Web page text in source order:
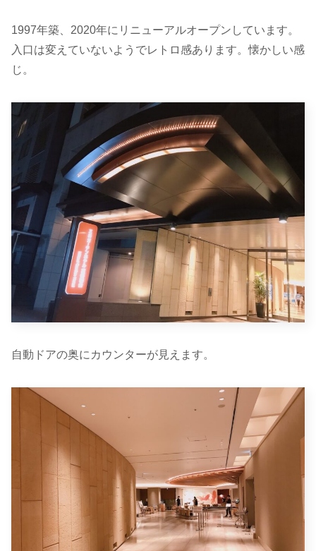
1997年築、2020年にリニューアルオープンしています。
入口は変えていないようでレトロ感あります。懐かしい感
じ。
自動ドアの奥にカウンターが見えます。